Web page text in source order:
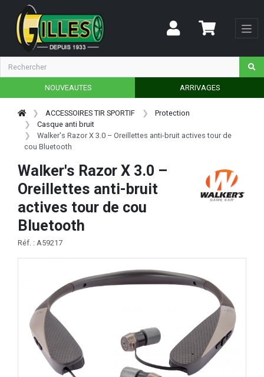
NOUVEAUTES ARRIVAGES
ACCESSOIRES TIR SPORTIF
Protection
Casque anti bruit
Walker's Razor X 3.0 – Oreillettes anti-bruit actives tour de
cou Bluetooth
Walker's Razor X 3.0 –
Oreillettes anti-bruit
actives tour de cou
Bluetooth
Réf. : A59217